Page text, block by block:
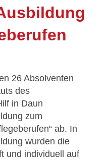
26 Absolventen
des
in Daun
zum
ab. In
wurden die
und individuell auf